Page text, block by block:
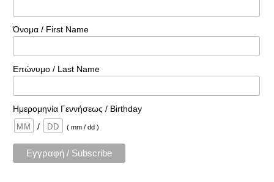
Όνομα / First Name
Επώνυμο / Last Name
Ημερομηνία Γεννήσεως / Birthday
/
( mm / dd )